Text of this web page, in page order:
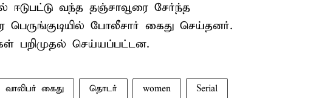
ஈடுபட்டு வந்த தஞ்சாவூரை சேர்ந்த
போலீசார் கைது செய்தனர்.
பறிமுதல் செய்யப்பட்டன.
வாலிபர் கைது தொடர் women Serial